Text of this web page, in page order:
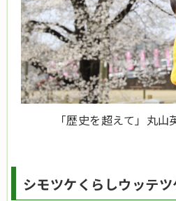
「歴史を超えて」丸山
シモツケくらしウッテ